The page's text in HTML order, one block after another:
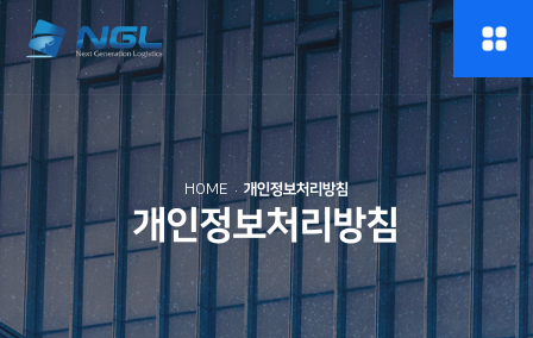
HOME 개인정보처리방침
개인정보처리방침